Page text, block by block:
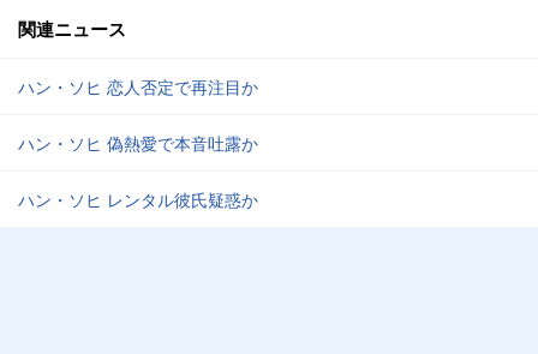
関連ニュース
ハン・ソヒ 恋人否定で再注目か
ハン・ソヒ 偽熱愛で本音吐露か
ハン・ソヒ レンタル彼氏疑惑か